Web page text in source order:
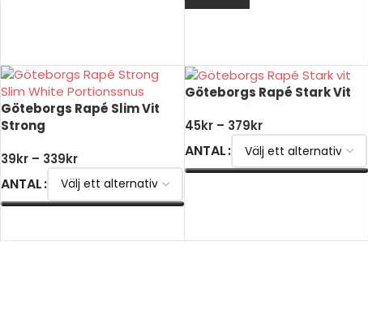
Göteborgs Rapé Slim Vit
Strong
39kr – 339kr
ANTAL
Göteborgs Rapé Stark Vit
45kr – 379kr
ANTAL